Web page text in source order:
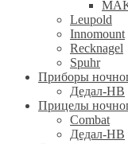
Leupold
Innomount
Recknagel
Spuhr
Приборы
Дедал-НВ
Прицелы
Combat
Дедал-НВ